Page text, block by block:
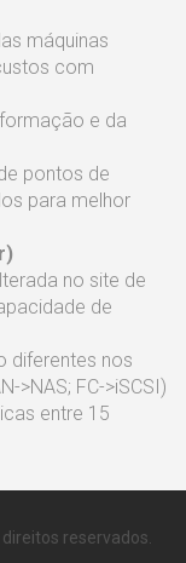
máquinas
com
e da
pontos de
para melhor
no site de
de
diferentes nos
>NAS; FC->iSCSI)
entre 15
reservados.